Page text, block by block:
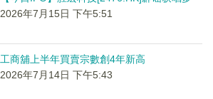
2026年7月15日 下午5:51
工商舖上半年買賣宗數創4年新高
2026年7月14日 下午5:43